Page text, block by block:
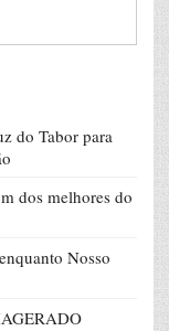
do Tabor para
dos melhores do
Nosso